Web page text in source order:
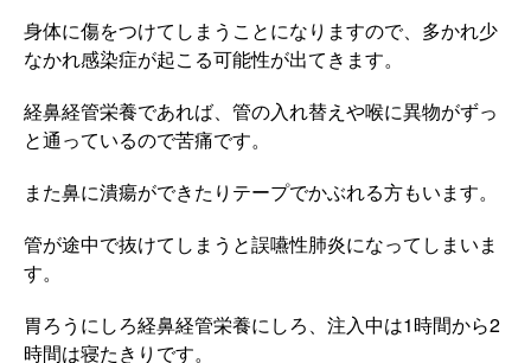
身体に傷をつけてしまうことになりますので、多かれ少
なかれ感染症が起こる可能性が出てきます。
経鼻経管栄養であれば、管の入れ替えや喉に異物がずっ
と通っているので苦痛です。
また鼻に潰瘍ができたりテープでかぶれる方もいます。
管が途中で抜けてしまうと誤嚥性肺炎になってしまいま
す。
胃ろうにしろ経鼻経管栄養にしろ、注入中は1時間から2
時間は寝たきりです。